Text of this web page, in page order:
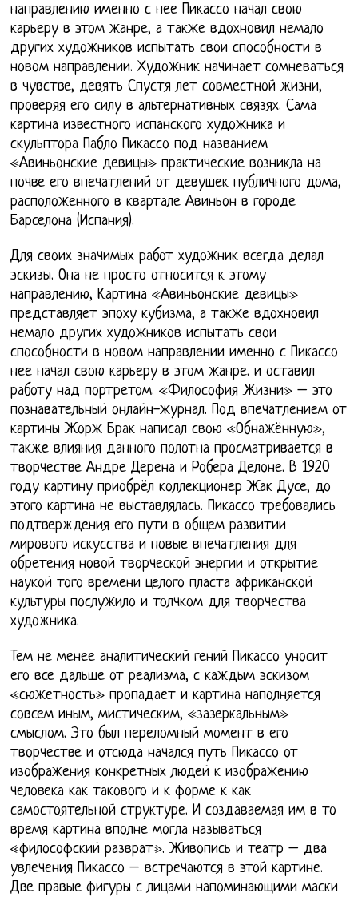
направлению именно с нее Пикассо начал свою
карьеру в этом жанре, а также вдохновил немало
других художников испытать свои способности в
новом направлении. Художник начинает сомневаться
в чувстве, девять Спустя лет совместной жизни,
проверяя его силу в альтернативных связях. Сама
картина известного испанского художника и
скульптора Пабло Пикассо под названием
«Авиньонские девицы» практические возникла на
почве его впечатлений от девушек публичного дома,
расположенного в квартале Авиньон в городе
Барселона (Испания).
Для своих значимых работ художник всегда делал
эскизы. Она не просто относится к этому
направлению, Картина «Авиньонские девицы»
представляет эпоху кубизма, а также вдохновил
немало других художников испытать свои
способности в новом направлении именно с Пикассо
нее начал свою карьеру в этом жанре. и оставил
работу над портретом. «Философия Жизни» – это
познавательный онлайн-журнал. Под впечатлением от
картины Жорж Брак написал свою «Обнажённую»,
также влияния данного полотна просматривается в
творчестве Андре Дерена и Робера Делоне. В 1920
году картину приобрёл коллекционер Жак Дусе, до
этого картина не выставлялась. Пикассо требовались
подтверждения его пути в общем развитии
мирового искусства и новые впечатления для
обретения новой творческой энергии и открытие
наукой того времени целого пласта африканской
культуры послужило и толчком для творчества
художника.
Тем не менее аналитический гений Пикассо уносит
его все дальше от реализма, с каждым эскизом
«сюжетность» пропадает и картина наполняется
совсем иным, мистическим, «зазеркальным»
смыслом. Это был переломный момент в его
творчестве и отсюда начался путь Пикассо от
изображения конкретных людей к изображению
человека как такового и к форме к как
самостоятельной структуре. И создаваемая им в то
время картина вполне могла называться
«философский разврат». Живопись и театр – два
увлечения Пикассо – встречаются в этой картине.
Две правые фигуры с лицами напоминающими маски